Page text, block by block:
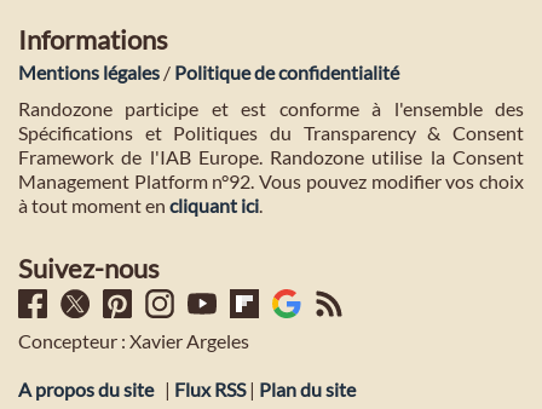
Informations
Mentions légales / Politique de confidentialité
Randozone participe et est conforme à l'ensemble des
Spécifications et Politiques du Transparency & Consent
Framework de l'IAB Europe. Randozone utilise la Consent
Management Platform n°92. Vous pouvez modifier vos choix
à tout moment en cliquant ici.
Suivez-nous
Concepteur : Xavier Argeles
A propos du site | Flux RSS| Plan du site